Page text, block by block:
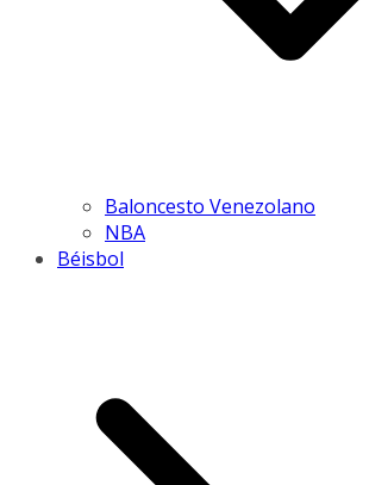
Baloncesto Venezolano
NBA
Béisbol